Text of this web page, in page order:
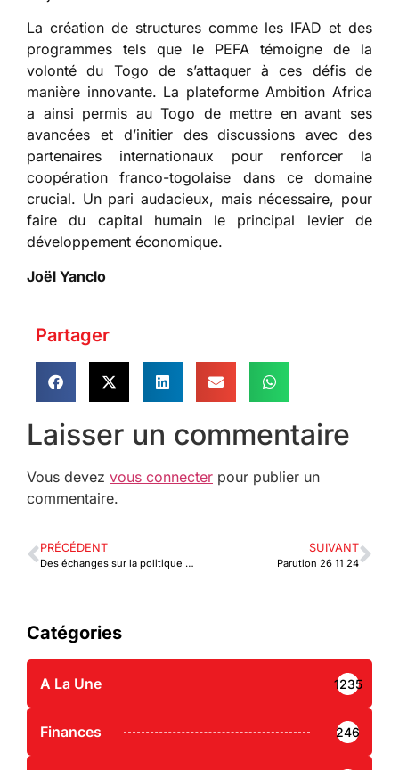
La création de structures comme les IFAD et des
programmes tels que le PEFA témoigne de la
volonté du Togo de s’attaquer à ces défis de
manière innovante. La plateforme Ambition Africa
a ainsi permis au Togo de mettre en avant ses
avancées et d’initier des discussions avec des
partenaires internationaux pour renforcer la
coopération franco-togolaise dans ce domaine
crucial. Un pari audacieux, mais nécessaire, pour
faire du capital humain le principal levier de
développement économique.
Joël Yanclo
Partager
Laisser un commentaire
Vous devez vous connecter pour publier un
commentaire.
PRÉCÉDENT
Des échanges sur la politique commerciale de l’UEMOA et la ZLECAF à Lomé
SUIVANT
Parution 26 11 24
Catégories
A La Une 1235
Finances 246